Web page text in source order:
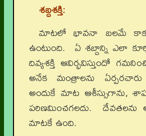
శబ్దశక్తి:
మాటలో భావనా బలమే
ఉంటుంది. ఏ శబ్దాన్ని ఎలా
దివ్యశక్తి ఆవిర్భవిస్తుందో
అనేక మంత్రాలను ఏర్పరచారు
అందుకే మాట ఆశీస్సుగాను,
పరిణమించగలదు. దేవతలను
మాటకే ఉంది.